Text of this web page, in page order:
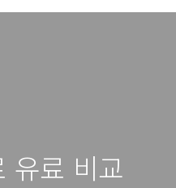
유료 비교